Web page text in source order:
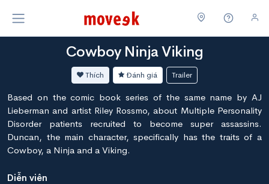
Cowboy Ninja Viking
Thích Đánh giá Trailer
Based on the comic book series of the same name by AJ
Lieberman and artist Riley Rossmo, about Multiple Personality
Disorder patients recruited to become super assassins.
Duncan, the main character, specifically has the traits of a
Cowboy, a Ninja and a Viking.
Diễn viên